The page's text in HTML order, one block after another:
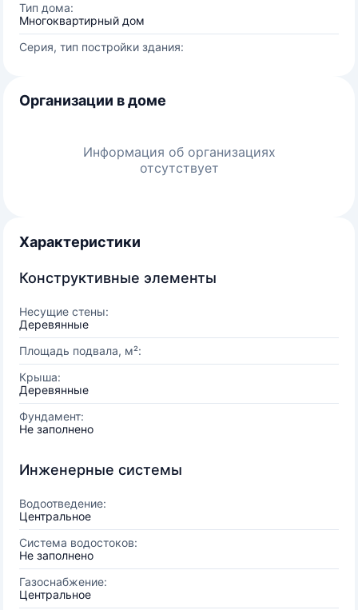
Тип дома:
Многоквартирный дом
Серия, тип постройки здания:
Организации в доме
Информация об организациях
отсутствует
Характеристики
Конструктивные элементы
Несущие стены:
Деревянные
Площадь подвала, м²:
Крыша:
Деревянные
Фундамент:
Не заполнено
Инженерные системы
Водоотведение:
Центральное
Система водостоков:
Не заполнено
Газоснабжение:
Центральное